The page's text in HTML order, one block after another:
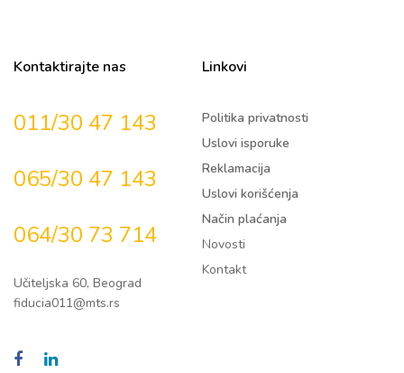
Kontaktirajte nas
011/30 47 143
065/30 47 143
064/30 73 714
Učiteljska 60, Beograd
fiducia011@mts.rs
Linkovi
Politika privatnosti
Uslovi isporuke
Reklamacija
Uslovi korišćenja
Način plaćanja
Novosti
Kontakt